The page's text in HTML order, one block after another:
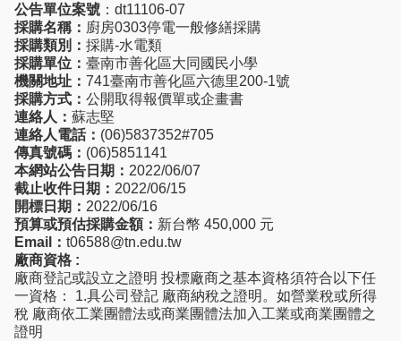
公告單位案號 ：dt11106-07
採購名稱： 廚房0303停電一般修繕採購
採購類別： 採購-水電類
採購單位： 臺南市善化區大同國民小學
機關地址： 741臺南市善化區六德里200-1號
採購方式： 公開取得報價單或企畫書
連絡人： 蘇志堅
連絡人電話： (06)5837352#705
傳真號碼： (06)5851141
本網站公告日期： 2022/06/07
截止收件日期： 2022/06/15
開標日期： 2022/06/16
預算或預估採購金額： 新台幣 450,000 元
Email： t06588@tn.edu.tw
廠商資格 :
廠商登記或設立之證明 投標廠商之基本資格須符合以下任
一資格： 1.具公司登記 廠商納稅之證明。如營業稅或所得
稅 廠商依工業團體法或商業團體法加入工業或商業團體之
證明